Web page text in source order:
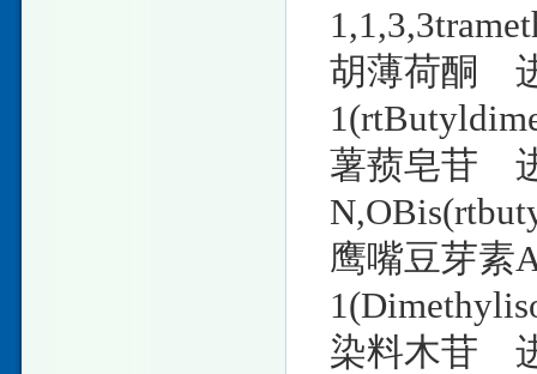
胡薄荷酮
薯蓣皂苷
鹰嘴豆芽
染料木苷